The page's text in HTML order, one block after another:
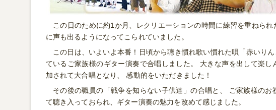
この日のために約1か月、レクリエーションの時間に練習を重ねら
に声も出るようになってこられていました。
この日は、いよいよ本番！日頃から聴き慣れ歌い慣れた唄「赤いり
ているご家族様のギター演奏で合唱しました。 大きな声を出して楽
加されて大合唱となり、 感動的をいただきました！
その後の職員の「戦争を知らない子供達」の合唱と、 ご家族様の
て聴き入っておられ、ギター演奏の魅力を改めて感じました。